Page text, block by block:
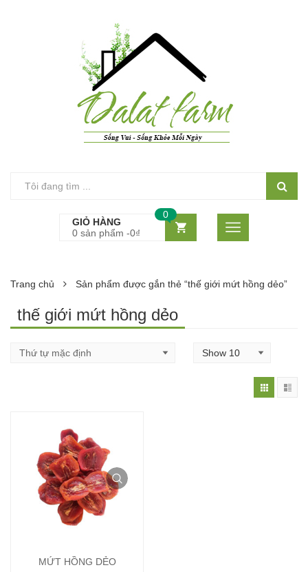
GIỎ HÀNG
0 sản phẩm -0₫
0
Trang chủ Sản phẩm được gắn thẻ “thế giới mứt hồng dẻo”
thế giới mứt hồng dẻo
MỨT HỒNG DẺO